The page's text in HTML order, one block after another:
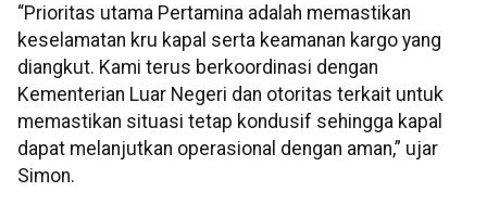
“Prioritas utama Pertamina adalah memastikan
keselamatan kru kapal serta keamanan kargo yang
diangkut. Kami terus berkoordinasi dengan
Kementerian Luar Negeri dan otoritas terkait untuk
memastikan situasi tetap kondusif sehingga kapal
dapat melanjutkan operasional dengan aman,” ujar
Simon.